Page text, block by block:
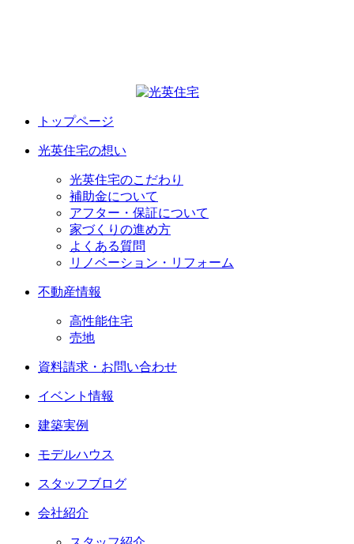
トップページ
光英住宅の想い
光英住宅のこだわり
補助金について
アフター・保証について
家づくりの進め方
よくある質問
リノベーション・リフォーム
不動産情報
高性能住宅
売地
資料請求・お問い合わせ
イベント情報
建築実例
モデルハウス
スタッフブログ
会社紹介